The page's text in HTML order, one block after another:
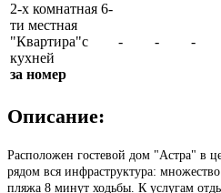
2-х комнатная 6-
ти местная
"Квартира"с
кухней
за номер
- - -
Описание:
Расположен гостевой дом "Астра" в
рядом вся инфраструктура:
пляжа 8 минут ходьбы. К услугам